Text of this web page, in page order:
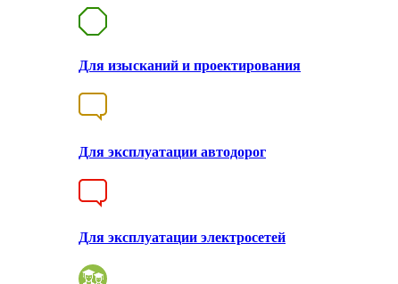
Для изысканий и проектирования
Для эксплуатации автодорог
Для эксплуатации электросетей